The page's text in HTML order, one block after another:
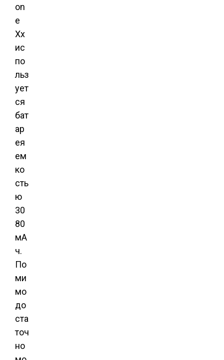
on
e
Xx
ис
по
льз
ует
ся
бат
ар
ея
ем
ко
сть
ю
30
80
мА
ч.
По
ми
мо
до
ста
точ
но